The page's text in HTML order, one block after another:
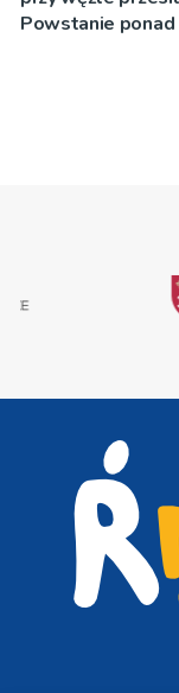
Powstanie